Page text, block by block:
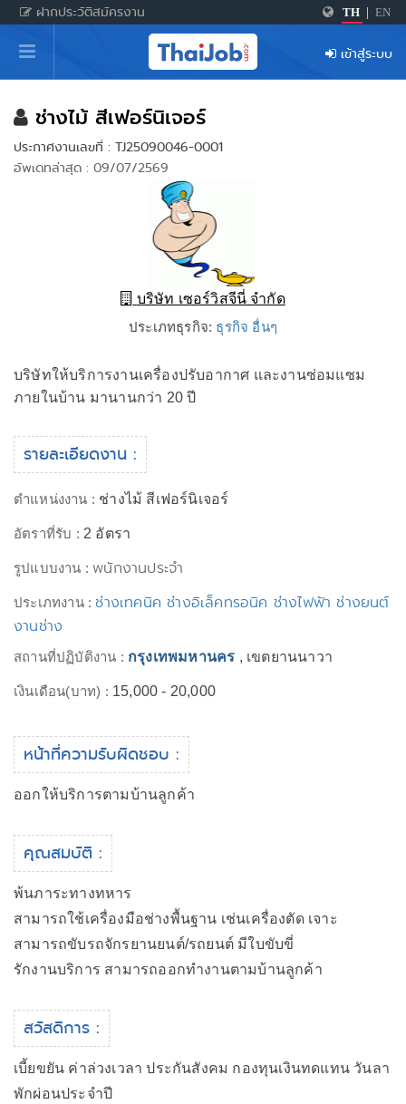
ฝากประวัติสมัครงาน TH EN
หน้าหลัก
ผู้สมัครงาน: เข้าสู่ระบบ
ฝากประวัติสมัครงาน
เกร็ดความรู้
สำหรับผู้ประกอบการ
เข้าสู่ระบบ
ช่างไม้ สีเฟอร์นิเจอร์
ประกาศงานเลขที่ : TJ25090046-0001
อัพเดทล่าสุด : 09/07/2569
บริษัท เซอร์วิสจีนี่ จำกัด
ประเภทธุรกิจ: ธุรกิจ อื่นๆ
บริษัทให้บริการงานเครื่องปรับอากาศ และงานซ่อมแซม
ภายในบ้าน มานานกว่า 20 ปี
รายละเอียดงาน :
ตำแหน่งงาน : ช่างไม้ สีเฟอร์นิเจอร์
อัตราที่รับ : 2 อัตรา
รูปแบบงาน :พนักงานประจำ
ประเภทงาน :ช่างเทคนิค ช่างอิเล็คทรอนิค ช่างไฟฟ้า ช่างยนต์
งานช่าง
สถานที่ปฏิบัติงาน : กรุงเทพมหานคร , เขตยานนาวา
เงินเดือน(บาท) : 15,000 - 20,000
หน้าที่ความรับผิดชอบ :
ออกให้บริการตามบ้านลูกค้า
คุณสมบัติ :
พ้นภาระทางทหาร
สามารถใช้เครื่องมือช่างพื้นฐาน เช่นเครื่องตัด เจาะ
สามารถขับรถจักรยานยนต์/รถยนต์ มีใบขับขี่
รักงานบริการ สามารถออกทำงานตามบ้านลูกค้า
สวัสดิการ :
เบี้ยขยัน ค่าล่วงเวลา ประกันสังคม กองทุนเงินทดแทน วันลา
พักผ่อนประจำปี